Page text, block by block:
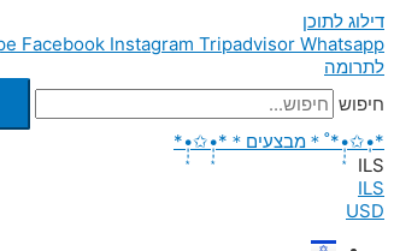
דילוג לתוכן
Facebook Instagram Tripadvisor Whatsapp
לתרומה
חיפוש
*•̩̩͙✩•̩̩͙*˚＊מבצעים＊*•̩̩͙✩•̩̩͙*
ILS
ILS
USD